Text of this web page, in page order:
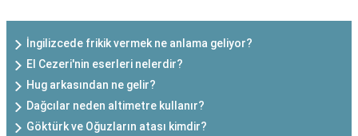
İngilizcede frikik vermek ne anlama geliyor?
El Cezeri'nin eserleri nelerdir?
Hug arkasından ne gelir?
Dağcılar neden altimetre kullanır?
Göktürk ve Oğuzların atası kimdir?